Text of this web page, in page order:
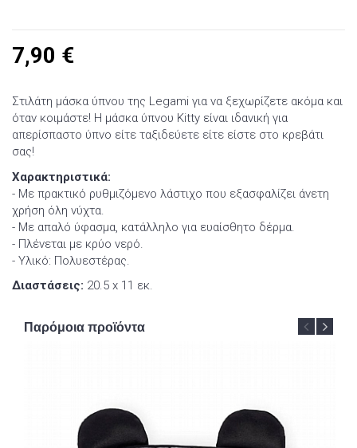
7,90 €
Στιλάτη μάσκα ύπνου της Legami για να ξεχωρίζετε ακόμα και
όταν κοιμάστε! Η μάσκα ύπνου Kitty είναι ιδανική για
απερίσπαστο ύπνο είτε ταξιδεύετε είτε είστε στο κρεβάτι
σας!
Χαρακτηριστικά:
- Με πρακτικό ρυθμιζόμενο λάστιχο που εξασφαλίζει άνετη
χρήση όλη νύχτα.
- Με απαλό ύφασμα, κατάλληλο για ευαίσθητο δέρμα.
- Πλένεται με κρύο νερό.
- Υλικό: Πολυεστέρας.
Διαστάσεις: 20.5 x 11 εκ.
Παρόμοια προϊόντα